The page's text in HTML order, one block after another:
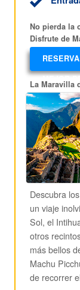
No pierda la
Disfrute de
MEJOR
La Maravilla
Descubra
un viaje
Sol, el
otros
más bellos
Machu
de recorrer